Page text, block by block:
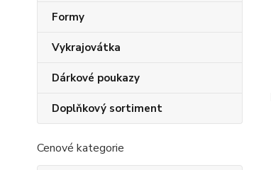
Formy
Vykrajovátka
Dárkové poukazy
Doplňkový sortiment
Cenové kategorie